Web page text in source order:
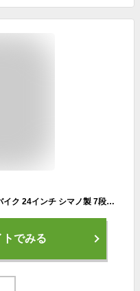
【数量限定 大幅値引き！！】ロードバイク 24インチ シマノ製 7段変速 SPEAR（スペア）SPR-247 ディレーラー Tourney（ターニー） 適用身長155cm以上 男性 女性
トでみる